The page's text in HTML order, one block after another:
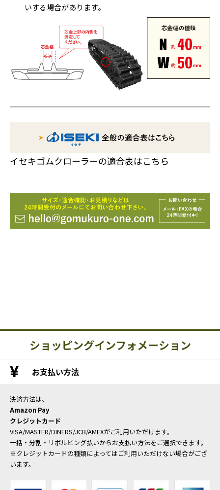
いする場合があります。
イセキゴムクローラーの適合表はこちら
ショッピングインフォメーション
お支払い方法
決済方法は、
Amazon Pay
クレジットカード
VISA/MASTER/DINERS/JCB/AMEXがご利用いただけます。
一括・分割・リボルビング払いからお支払い方法をご選択できます。
※クレジットカードの種類によってはご利用いただけない場合がござ
います。